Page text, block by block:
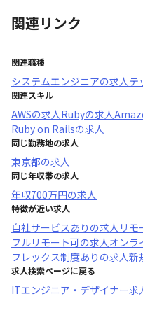
関連リンク
関連職種
システムエンジニアの求人テ
関連スキル
AWSの求人Rubyの求人
Ruby on Railsの求人
同じ勤務地の求人
東京都の求人
同じ年収帯の求人
年収700万円の求人
特徴が近い求人
自社サービスあり の求人 リモ
フルリモート可の求人オンラ
フレックス制度あり の求人新
求人検索ページに戻る
ITエンジニア・デザイナー求